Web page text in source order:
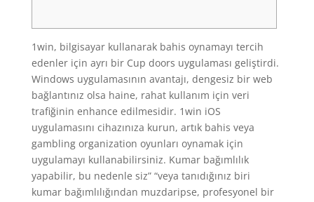
1win, bilgisayar kullanarak bahis oynamayı tercih
edenler için ayrı bir Cup doors uygulaması geliştirdi.
Windows uygulamasının avantajı, dengesiz bir web
bağlantınız olsa haine, rahat kullanım için veri
trafiğinin enhance edilmesidir. 1win iOS
uygulamasını cihazınıza kurun, artık bahis veya
gambling organization oyunları oynamak için
uygulamayı kullanabilirsiniz. Kumar bağımlılık
yapabilir, bu nedenle siz” “veya tanıdığınız biri
kumar bağımlılığından muzdaripse, profesyonel bir